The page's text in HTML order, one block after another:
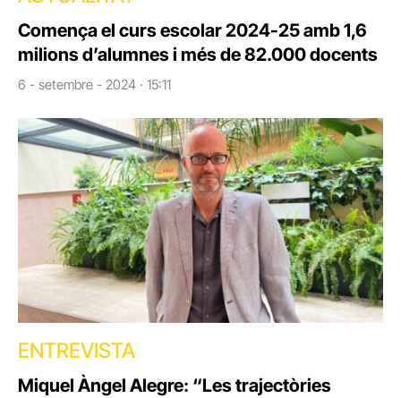
Comença el curs escolar 2024-25 amb 1,6
milions d’alumnes i més de 82.000 docents
6 - setembre - 2024 · 15:11
ENTREVISTA
Miquel Àngel Alegre: “Les trajectòries